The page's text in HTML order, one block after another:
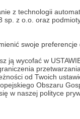
z technologii
sp. z o.o. oraz
swoje preferencje
ją wycofać w
od Twoich
Obszaru
w naszej polityce
działalność